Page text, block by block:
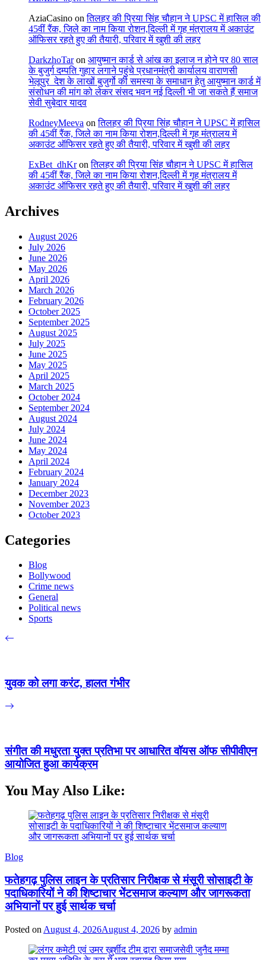
AziaCasino onतिलहर की प्रिया सिंह चौहान ने UPSC में हासिल की
45वीं रैंक, जिले का नाम किया रोशन,दिल्ली में गृह मंत्रालय में अकाउंट
ऑफिसर रहते हुए की तैयारी, परिवार में खुशी की लहर
DarkzhoTaron आयुष्मान कार्ड से आंख का इलाज न होने पर 80 साल
के बुजुर्ग दम्पति गुहार लगाने पहुंचे प्रधानमंत्री कार्यालय वाराणसी
भेलूपुर_देश के लाखों बुजुर्गो की समस्या के समाधान हेतु आयुष्मान कार्ड में
संसोधन की मांग को लेकर संसद भवन नई दिल्ली भी जा सकते हैं समाज
सेवी सुबेदार यादव
RodneyMeeva onतिलहर की प्रिया सिंह चौहान ने UPSC में हासिल
की 45वीं रैंक, जिले का नाम किया रोशन,दिल्ली में गृह मंत्रालय में
अकाउंट ऑफिसर रहते हुए की तैयारी, परिवार में खुशी की लहर
ExBet_dhKronतिलहर की प्रिया सिंह चौहान ने UPSC में हासिल
की 45वीं रैंक, जिले का नाम किया रोशन,दिल्ली में गृह मंत्रालय में
अकाउंट ऑफिसर रहते हुए की तैयारी, परिवार में खुशी की लहर
Archives
August 2026
July 2026
June 2026
May 2026
April 2026
March 2026
February 2026
October 2025
September 2025
August 2025
July 2025
June 2025
May 2025
April 2025
March 2025
October 2024
September 2024
August 2024
July 2024
June 2024
May 2024
April 2024
February 2024
January 2024
December 2023
November 2023
October 2023
Categories
Blog
Bollywood
Crime news
General
Political news
Sports
युवक को लगा करंट, हालत गंभीर
संगीत की मधुरता युक्त प्रतिभा पर आधारित वॉयस ऑफ सीपीवीएन
आयोजित हुआ कार्यक्रम
You May Also Like:
Blog
फतेहगढ़ पुलिस लाइन के प्रतिसार निरीक्षक से मंसूरी सोसाइटी के
पदाधिकारियों ने की शिष्टाचार भेंटसमाज कल्याण और जागरूकता
अभियानों पर हुई सार्थक चर्चा
Posted on August 4, 2026August 4, 2026 by admin